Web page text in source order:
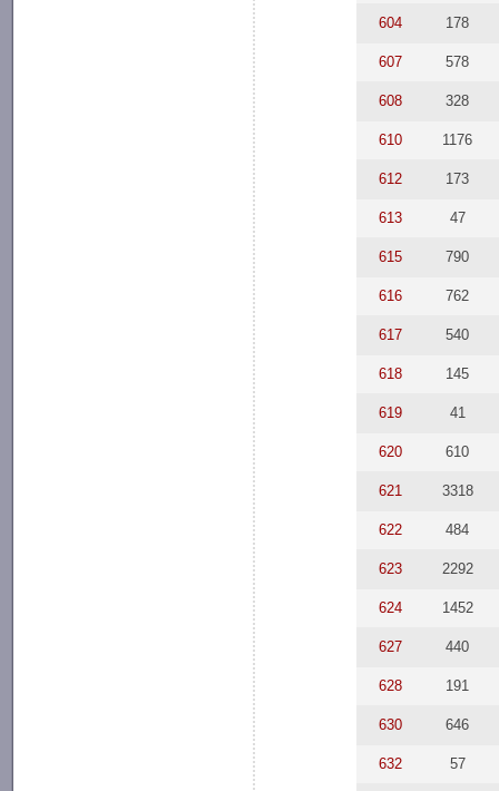
604 178
607 578
608 328
610 1176
612 173
613 47
615 790
616 762
617 540
618 145
619 41
620 610
621 3318
622 484
623 2292
624 1452
627 440
628 191
630 646
632 57